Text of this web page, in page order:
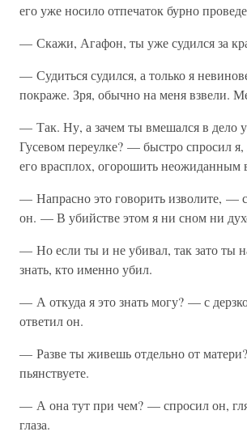
его уже носило отпечаток бурно
— Скажи, Агафон, ты уже судился за
— Судиться судился, а только я
покраже. Зря, обычно на меня взвели.
— Так. Ну, а зачем ты вмешался в дело
Гусевом переулке? — быстро спросил
его врасплох, огорошить неожиданным
— Напрасно это говорить изволите, —
он. — В убийстве этом я ни сном ни
— Но если ты и не убивал, так зато ты
знать, кто именно убил.
— А откуда я это знать могу? — с
ответил он.
— Разве ты живешь отдельно от
пьянствуете.
— А она тут при чем? — спросил он,
глаза.